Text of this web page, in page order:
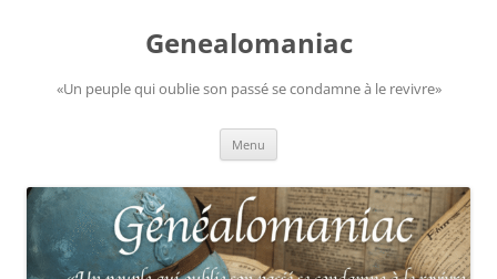
Genealomaniac
«Un peuple qui oublie son passé se condamne à le revivre»
Menu